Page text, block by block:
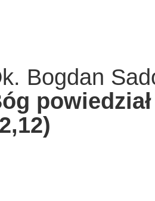
Bogdan